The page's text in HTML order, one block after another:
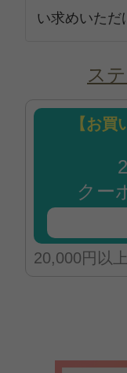
い求めいただ
ス
【お
クー
20,000円以